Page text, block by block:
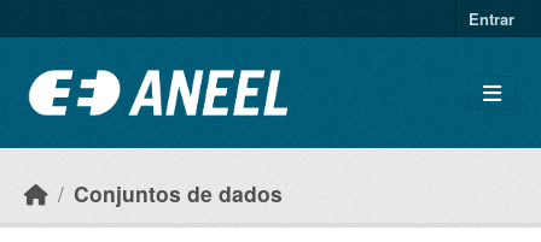
Entrar
Conjuntos de dados